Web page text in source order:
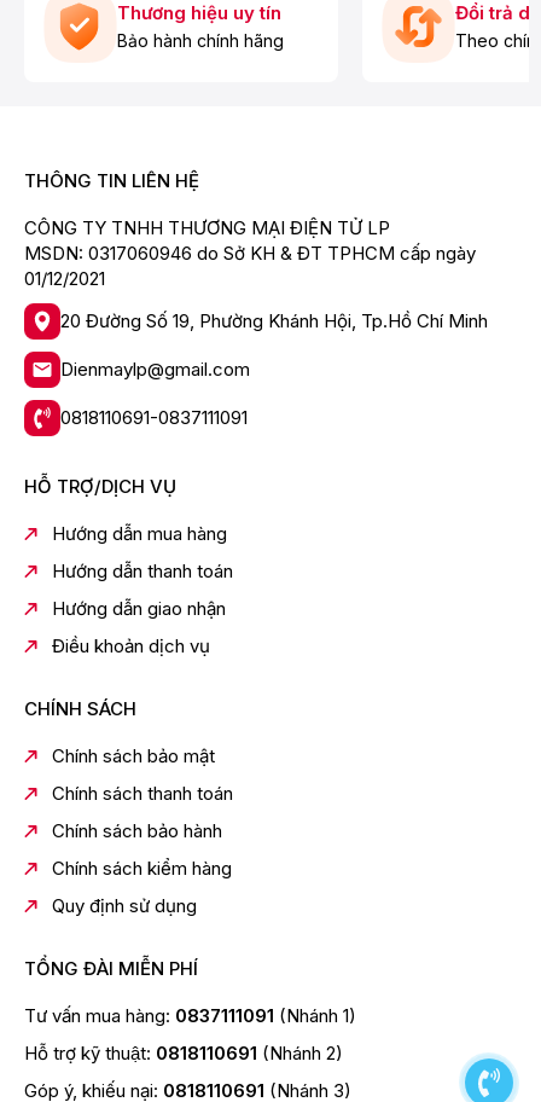
Thương hiệu uy tín
Bảo hành chính hãng
Đổi trả
Theo
THÔNG TIN LIÊN HỆ
CÔNG TY TNHH THƯƠNG MẠI ĐIỆN TỬ LP
MSDN: 0317060946 do Sở KH & ĐT TPHCM cấp ngày
01/12/2021
20 Đường Số 19, Phường Khánh Hội, Tp.Hồ Chí Minh
Dienmaylp@gmail.com
0818110691-0837111091
HỖ TRỢ/DỊCH VỤ
Hướng dẫn mua hàng
Hướng dẫn thanh toán
Hướng dẫn giao nhận
Điều khoản dịch vụ
CHÍNH SÁCH
Chính sách bảo mật
Chính sách thanh toán
Chính sách bảo hành
Chính sách kiểm hàng
Quy định sử dụng
TỔNG ĐÀI MIỄN PHÍ
Tư vấn mua hàng: 0837111091 (Nhánh 1)
Hỗ trợ kỹ thuật: 0818110691 (Nhánh 2)
Góp ý, khiếu nại: 0818110691 (Nhánh 3)